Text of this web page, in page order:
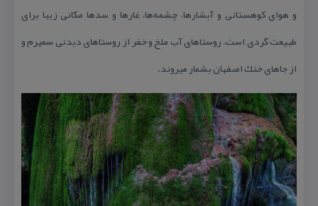
و هوای كوهستانی و آبشارها، چشمه‌ها، غارها و سدها مكانی زیبا برای
طبیعت گردی است. روستاهای آب ملخ و خفر از روستاهای دیدنی سمیرم و
از جاهای خنك اصفهان بشمار میروند.